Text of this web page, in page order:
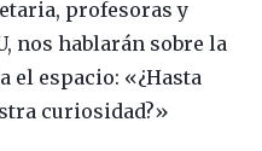
profesoras y
nos hablarán sobre la
el espacio: «¿Hasta
curiosidad?»